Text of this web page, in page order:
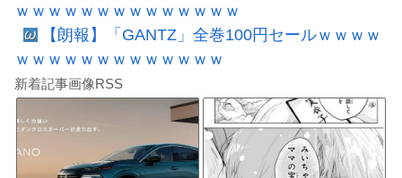
ｗｗｗｗｗｗｗｗｗｗｗｗｗｗ
【朗報】「GANTZ」全巻100円セールｗｗｗｗ
ｗｗｗｗｗｗｗｗｗｗｗｗｗ
新着記事画像RSS